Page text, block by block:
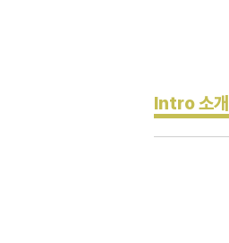
Intro 소개